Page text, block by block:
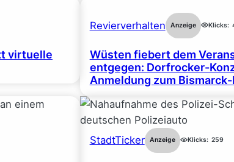
virtuelle
Revierverhalten Anzeige Klicks:
Wüsten fiebert dem
entgegen: Dorfrocker-
Anmeldung zum
StadtTicker Anzeige Klicks: 259